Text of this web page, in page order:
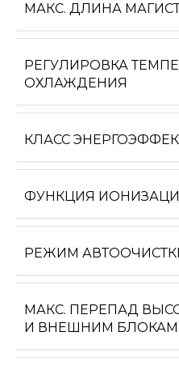
МАКС. ДЛИНА
РЕГУЛИРОВКА
ОХЛАЖДЕНИЯ
КЛАСС
ФУНКЦИЯ
РЕЖИМ
МАКС. ПЕРЕПАД
И ВНЕШНИМ